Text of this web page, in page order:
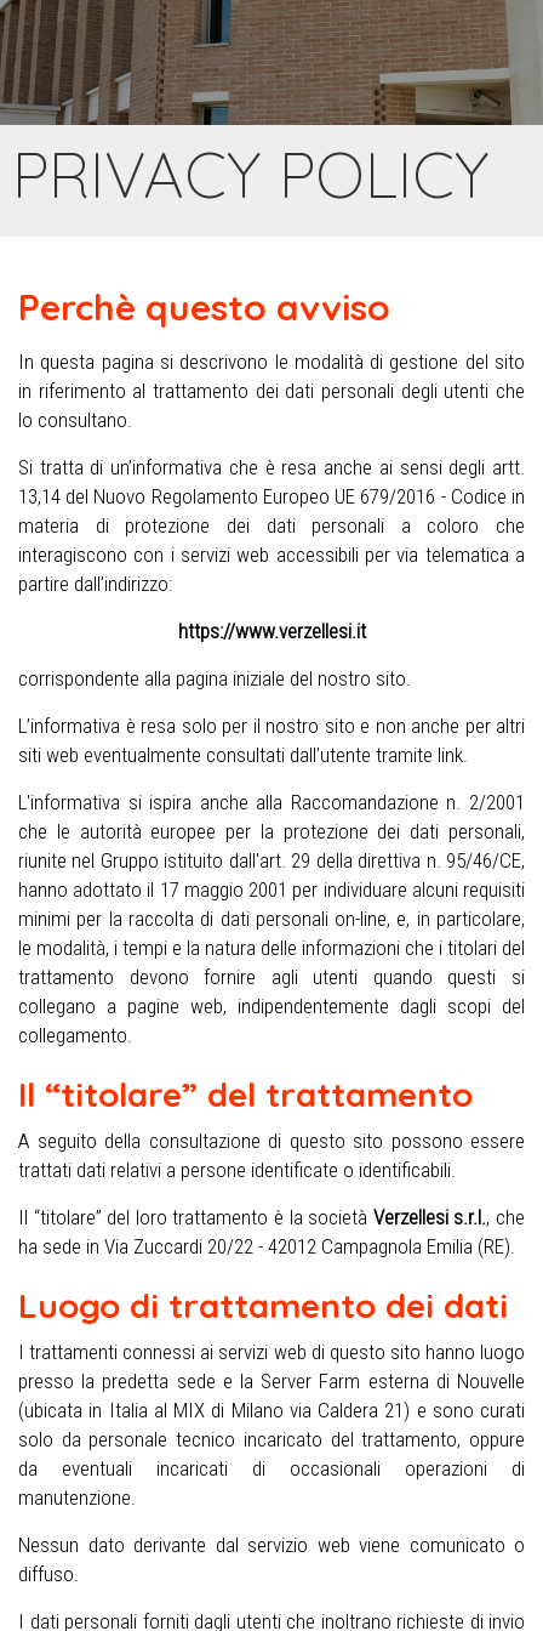
PRIVACY POLICY
Perchè questo avviso
In questa pagina si descrivono le modalità di gestione del sito
in riferimento al trattamento dei dati personali degli utenti che
lo consultano.
Si tratta di un’informativa che è resa anche ai sensi degli artt.
13,14 del Nuovo Regolamento Europeo UE 679/2016 - Codice in
materia di protezione dei dati personali a coloro che
interagiscono con i servizi web accessibili per via telematica a
partire dall’indirizzo:
https://www.verzellesi.it
corrispondente alla pagina iniziale del nostro sito.
L’informativa è resa solo per il nostro sito e non anche per altri
siti web eventualmente consultati dall’utente tramite link.
L'informativa si ispira anche alla Raccomandazione n. 2/2001
che le autorità europee per la protezione dei dati personali,
riunite nel Gruppo istituito dall'art. 29 della direttiva n. 95/46/CE,
hanno adottato il 17 maggio 2001 per individuare alcuni requisiti
minimi per la raccolta di dati personali on-line, e, in particolare,
le modalità, i tempi e la natura delle informazioni che i titolari del
trattamento devono fornire agli utenti quando questi si
collegano a pagine web, indipendentemente dagli scopi del
collegamento.
Il “titolare” del trattamento
A seguito della consultazione di questo sito possono essere
trattati dati relativi a persone identificate o identificabili.
Il “titolare” del loro trattamento è la società Verzellesi s.r.l., che
ha sede in Via Zuccardi 20/22 - 42012 Campagnola Emilia (RE).
Luogo di trattamento dei dati
I trattamenti connessi ai servizi web di questo sito hanno luogo
presso la predetta sede e la Server Farm esterna di Nouvelle
(ubicata in Italia al MIX di Milano via Caldera 21) e sono curati
solo da personale tecnico incaricato del trattamento, oppure
da eventuali incaricati di occasionali operazioni di
manutenzione.
Nessun dato derivante dal servizio web viene comunicato o
diffuso.
I dati personali forniti dagli utenti che inoltrano richieste di invio